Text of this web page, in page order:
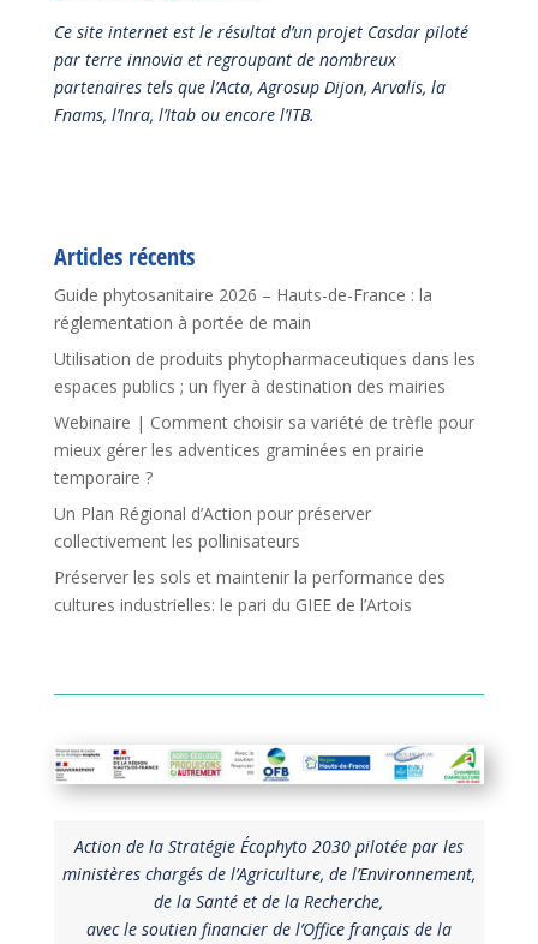
Ce site internet est le résultat d’un projet Casdar piloté
par terre innovia et regroupant de nombreux
partenaires tels que l’Acta, Agrosup Dijon, Arvalis, la
Fnams, l’Inra, l’Itab ou encore l’ITB.
Articles récents
Guide phytosanitaire 2026 – Hauts-de-France : la
réglementation à portée de main
Utilisation de produits phytopharmaceutiques dans les
espaces publics ; un flyer à destination des mairies
Webinaire | Comment choisir sa variété de trèfle pour
mieux gérer les adventices graminées en prairie
temporaire ?
Un Plan Régional d’Action pour préserver
collectivement les pollinisateurs
Préserver les sols et maintenir la performance des
cultures industrielles: le pari du GIEE de l’Artois
Action de la Stratégie Écophyto 2030 pilotée par les
ministères chargés de l’Agriculture, de l’Environnement,
de la Santé et de la Recherche,
avec le soutien financier de l’Office français de la